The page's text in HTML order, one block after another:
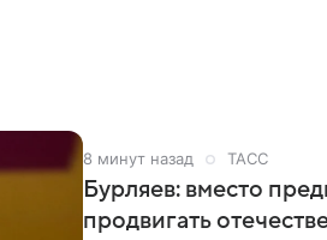
8 минут назад ТАСС
Бурляев: вместо
продвигать